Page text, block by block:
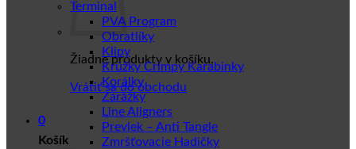
Žiadne produkty v košíku.
Vrátiť sa do obchodu
0
Košík
Terminal
PVA Program
Obratlíky
Klipy
Krúžky Crimpy Karabinky
Korálky
Zarážky
Line Aligners
Prevlek – Anti Tangle
Zmršťovacie Hadičky